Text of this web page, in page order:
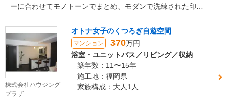
ーに合わせてモノトーンでまとめ、モダンで洗練された印象
設けて、車から玄関までの動線をスムーズにしました。
株式会社ハウジング
プラザ
オトナ女子のくつろぎ自遊空間
マンション 370万円
浴室・ユニットバス／リビング／収納
築年数：11〜15年
施工地：福岡県
家族構成：大人1人